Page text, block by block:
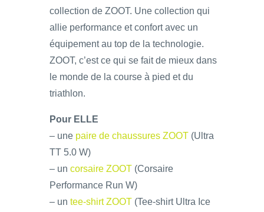
collection de ZOOT. Une collection qui
allie performance et confort avec un
équipement au top de la technologie.
ZOOT, c’est ce qui se fait de mieux dans
le monde de la course à pied et du
triathlon.
Pour ELLE
– une paire de chaussures ZOOT (Ultra
TT 5.0 W)
– un corsaire ZOOT (Corsaire
Performance Run W)
– un tee-shirt ZOOT (Tee-shirt Ultra Ice